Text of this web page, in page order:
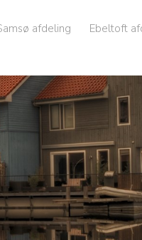
afdeling Ebeltoft